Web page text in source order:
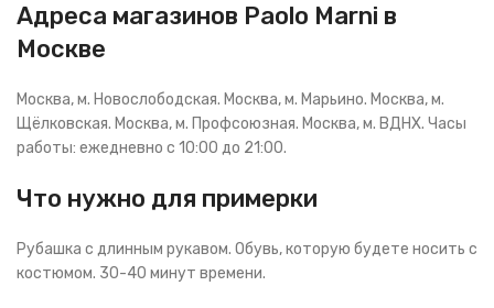
Адреса магазинов Paolo Marni в
Москве
Москва, м. Новослободская. Москва, м. Марьино. Москва, м.
Щёлковская. Москва, м. Профсоюзная. Москва, м. ВДНХ. Часы
работы: ежедневно с 10:00 до 21:00.
Что нужно для примерки
Рубашка с длинным рукавом. Обувь, которую будете носить с
костюмом. 30-40 минут времени.